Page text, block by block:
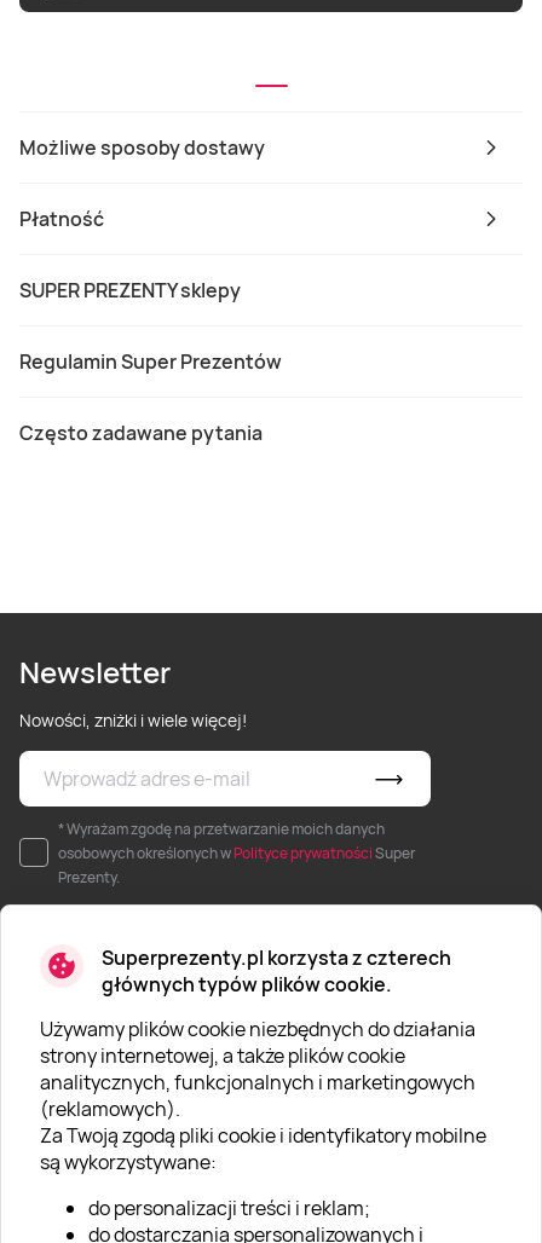
Superprezenty.pl korzysta z czterech
głównych typów plików cookie.
Używamy plików cookie niezbędnych do działania
strony internetowej, a także plików cookie
analitycznych, funkcjonalnych i marketingowych
(reklamowych).
Za Twoją zgodą pliki cookie i identyfikatory mobilne
są wykorzystywane:
do personalizacji treści i reklam;
do dostarczania spersonalizowanych i
Możliwe sposoby dostawy
Płatność
SUPER PREZENTY sklepy
Regulamin Super Prezentów
Często zadawane pytania
Newsletter
Nowości, zniżki i wiele więcej!
* Wyrażam zgodę na przetwarzanie moich danych
osobowych określonych wPolityce prywatnościSuper
Prezenty.
O SUPERPREZENTY
O nas
Aktualności
Kariera w Super Prezentach